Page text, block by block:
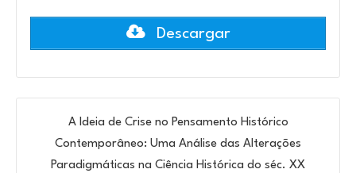
Descargar
A Ideia de Crise no Pensamento Histórico
Contemporâneo: Uma Análise das Alterações
Paradigmáticas na Ciência Histórica do séc. XX